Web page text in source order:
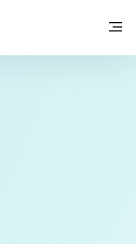
- GROUP WEBSITE